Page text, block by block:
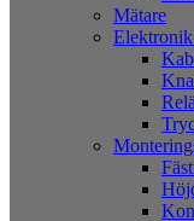
Mätare